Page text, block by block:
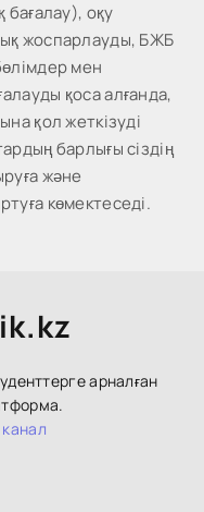
оқу
жоспарлауды, БЖБ
мен
қоса алғанда,
қол жеткізуді
барлығы сіздің
және
көмектеседі.
арналған
кaнaл